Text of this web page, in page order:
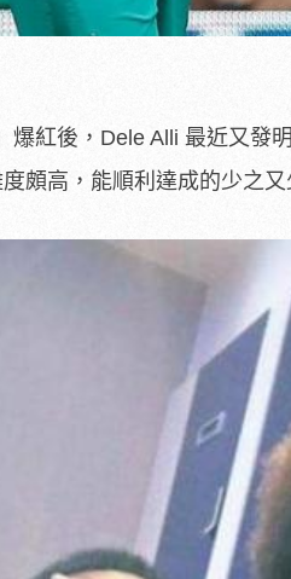
爆紅後，Dele Alli 最近又發
頗高，能順利達成的少之又